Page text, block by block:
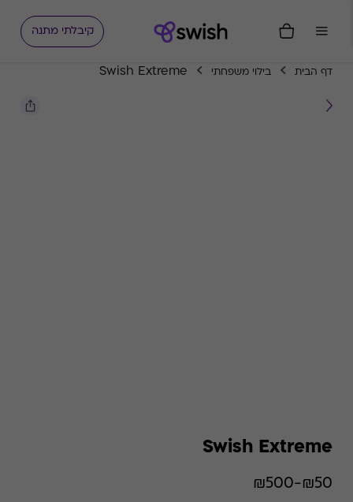
קיבלתי מתנה
דף הבית בילוי משפחתי Swish Extreme
Swish Extreme
₪50-₪500